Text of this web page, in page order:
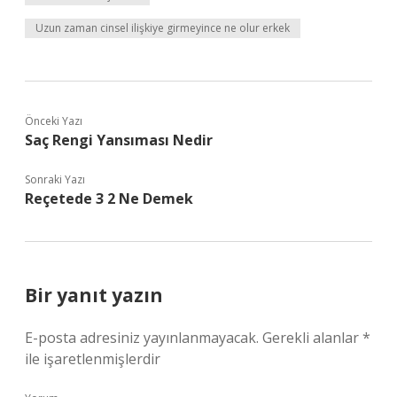
Uzun zaman cinsel ilişkiye girmeyince ne olur erkek
Önceki Yazı
Saç Rengi Yansıması Nedir
Sonraki Yazı
Reçetede 3 2 Ne Demek
Bir yanıt yazın
E-posta adresiniz yayınlanmayacak. Gerekli alanlar*
ile işaretlenmişlerdir